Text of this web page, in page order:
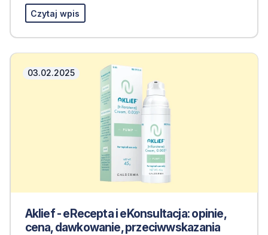
Czytaj wpis
03.02.2025
Aklief - eRecepta i eKonsultacja: opinie,
cena, dawkowanie, przeciwwskazania